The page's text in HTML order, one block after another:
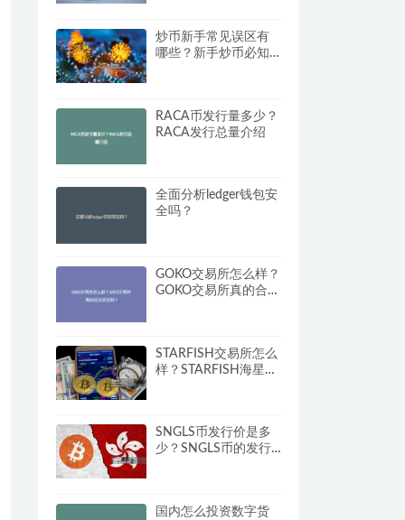
炒币新手常见误区有
哪些？新手炒币必知
RACA币发行量多少？
RACA发行总量介绍
全面分析ledger钱包安
全吗？
GOKO交易所怎么样？
GOKO交易所真的合法
STARFISH交易所怎么
样？STARFISH海星交
SNGLS币发行价是多
少？SNGLS币的发行
国内怎么投资数字货